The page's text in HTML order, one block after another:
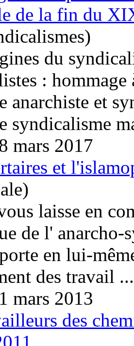
de la fin du
du
:
anarchiste et
syndicalisme
mars 2017
et
laisse en
de l' anarcho-
en lui-
des travail ...
mars 2013
des